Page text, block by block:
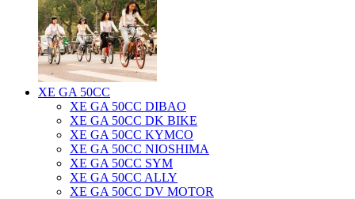
XE GA 50CC
XE GA 50CC DIBAO
XE GA 50CC DK BIKE
XE GA 50CC KYMCO
XE GA 50CC NIOSHIMA
XE GA 50CC SYM
XE GA 50CC ALLY
XE GA 50CC DV MOTOR